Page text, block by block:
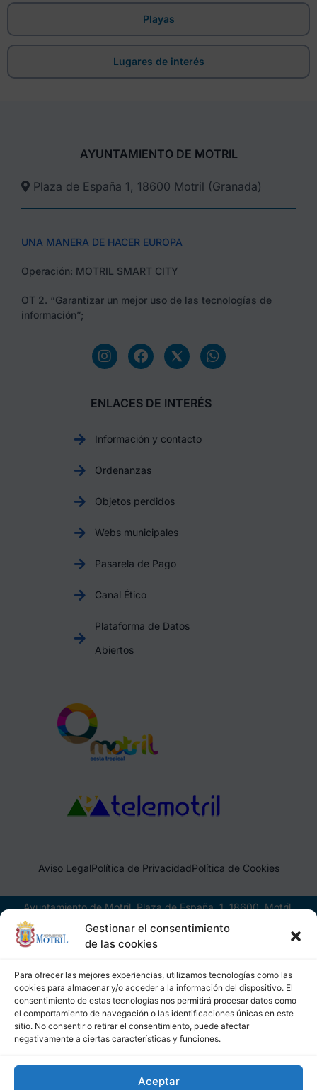
Gestionar el consentimiento
de las cookies
Para ofrecer las mejores experiencias, utilizamos tecnologías como las
cookies para almacenar y/o acceder a la información del dispositivo. El
consentimiento de estas tecnologías nos permitirá procesar datos como
el comportamiento de navegación o las identificaciones únicas en este
sitio. No consentir o retirar el consentimiento, puede afectar
negativamente a ciertas características y funciones.
Aceptar
Playas
Lugares de interés
AYUNTAMIENTO DE MOTRIL
Plaza de España 1, 18600 Motril (Granada)​
UNA MANERA DE HACER EUROPA
Operación: MOTRIL SMART CITY
OT 2. “Garantizar un mejor uso de las tecnologías de
información”;
ENLACES DE INTERÉS
Información y contacto
Ordenanzas
Objetos perdidos
Webs municipales
Pasarela de Pago
Canal Ético
Plataforma de Datos
Abiertos
Aviso LegalPolítica de PrivacidadPolítica de Cookies
Ayuntamiento de Motril, Plaza de España, 1, 18600, Motril,
(Granada), CIF: P1814200J, DIR3: L01181400